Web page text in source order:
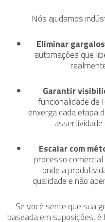
Nós ajudamos
Eliminar
automações que
Garantir
funcionalidade de
enxerga cada etapa
assertividade
Escalar com
processo
onde a
qualidade e não
Se você sente que sua
baseada em suposições, é